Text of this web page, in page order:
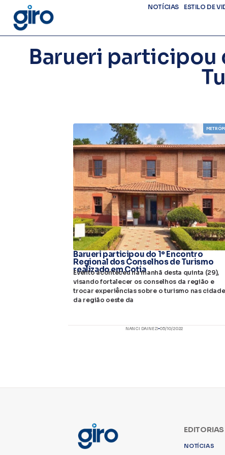
NOTÍCIAS ESTILO DE
Barueri participou
Barueri participou do 1º Encontro
Regional dos Conselhos de Turismo
realizado em Cotia
Evento aconteceu na manhã desta quinta (29),
visando fortalecer os conselhos da região e
trocar experiências sobre o turismo nas
da região oeste da
NANCI DAINEZI 05/10/2022
EDITORIAS
NOTÍCIAS